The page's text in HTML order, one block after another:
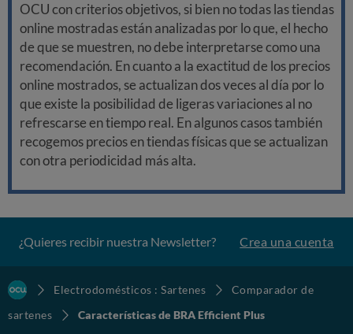
OCU con criterios objetivos, si bien no todas las tiendas
online mostradas están analizadas por lo que, el hecho
de que se muestren, no debe interpretarse como una
recomendación. En cuanto a la exactitud de los precios
online mostrados, se actualizan dos veces al día por lo
que existe la posibilidad de ligeras variaciones al no
refrescarse en tiempo real. En algunos casos también
recogemos precios en tiendas físicas que se actualizan
con otra periodicidad más alta.
¿Quieres recibir nuestra Newsletter? Crea una cuenta
Electrodomésticos : Sartenes
Comparador de
sartenes
Características de BRA Efficient Plus